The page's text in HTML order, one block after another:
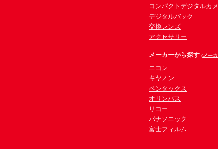
コンパクトデジタルカ
デジタルバック
交換レンズ
アクセサリー
メーカーから探す (メー
ニコン
キヤノン
ペンタックス
オリンパス
リコー
パナソニック
富士フィルム